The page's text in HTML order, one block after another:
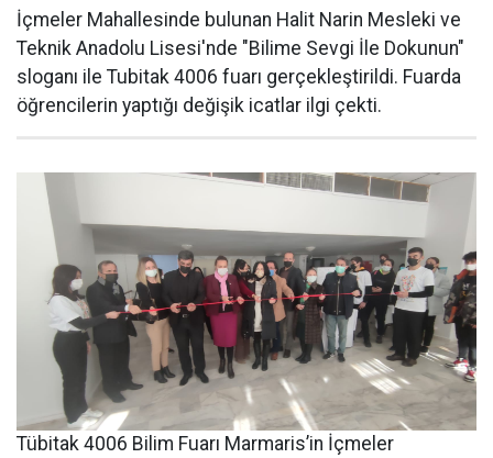
İçmeler Mahallesinde bulunan Halit Narin Mesleki ve
Teknik Anadolu Lisesi'nde "Bilime Sevgi İle Dokunun"
sloganı ile Tubitak 4006 fuarı gerçekleştirildi. Fuarda
öğrencilerin yaptığı değişik icatlar ilgi çekti.
Tübitak 4006 Bilim Fuarı Marmaris’in İçmeler